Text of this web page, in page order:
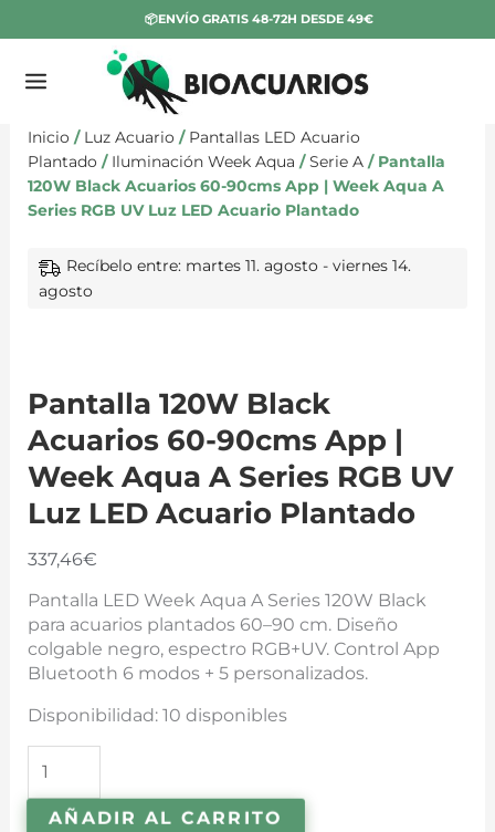
al
📦ENVÍO GRATIS 48-72H DESDE 49€
Inicio / Luz Acuario / Pantallas LED Acuario
Plantado / Iluminación Week Aqua /Serie A/ Pantalla
120W Black Acuarios 60-90cms App | Week Aqua A
Series RGB UV Luz LED Acuario Plantado
Recíbelo entre: martes 11. agosto - viernes 14.
agosto
Pantalla 120W Black
Acuarios 60-90cms App |
Week Aqua A Series RGB UV
Luz LED Acuario Plantado
337,46€
Pantalla LED Week Aqua A Series 120W Black
para acuarios plantados 60–90 cm. Diseño
colgable negro, espectro RGB+UV. Control App
Bluetooth 6 modos + 5 personalizados.
Disponibilidad: 10 disponibles
Pantalla
Black
Acuarios
60-
90cms
App
Week
Aqua
UV
Luz
LED
Acuario
Plantado
cantidad
AÑADIR AL CARRITO